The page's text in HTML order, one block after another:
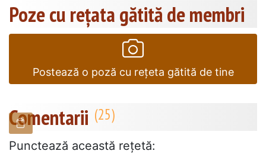
Poze cu rețata gătită de membri
Postează o poză cu rețeta gătită de tine
Comentarii
Punctează această reţetă: